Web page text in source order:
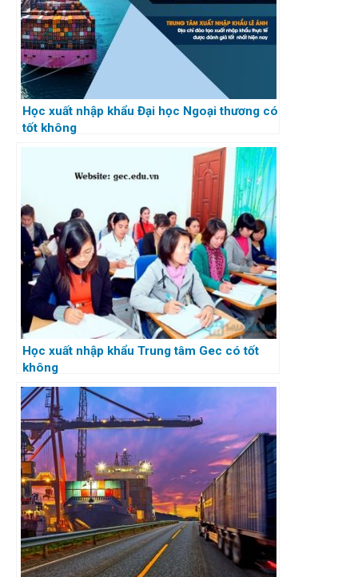
Học xuất nhập khẩu Đại học Ngoại thương có
tốt không
Học xuất nhập khẩu Trung tâm Gec có tốt
không